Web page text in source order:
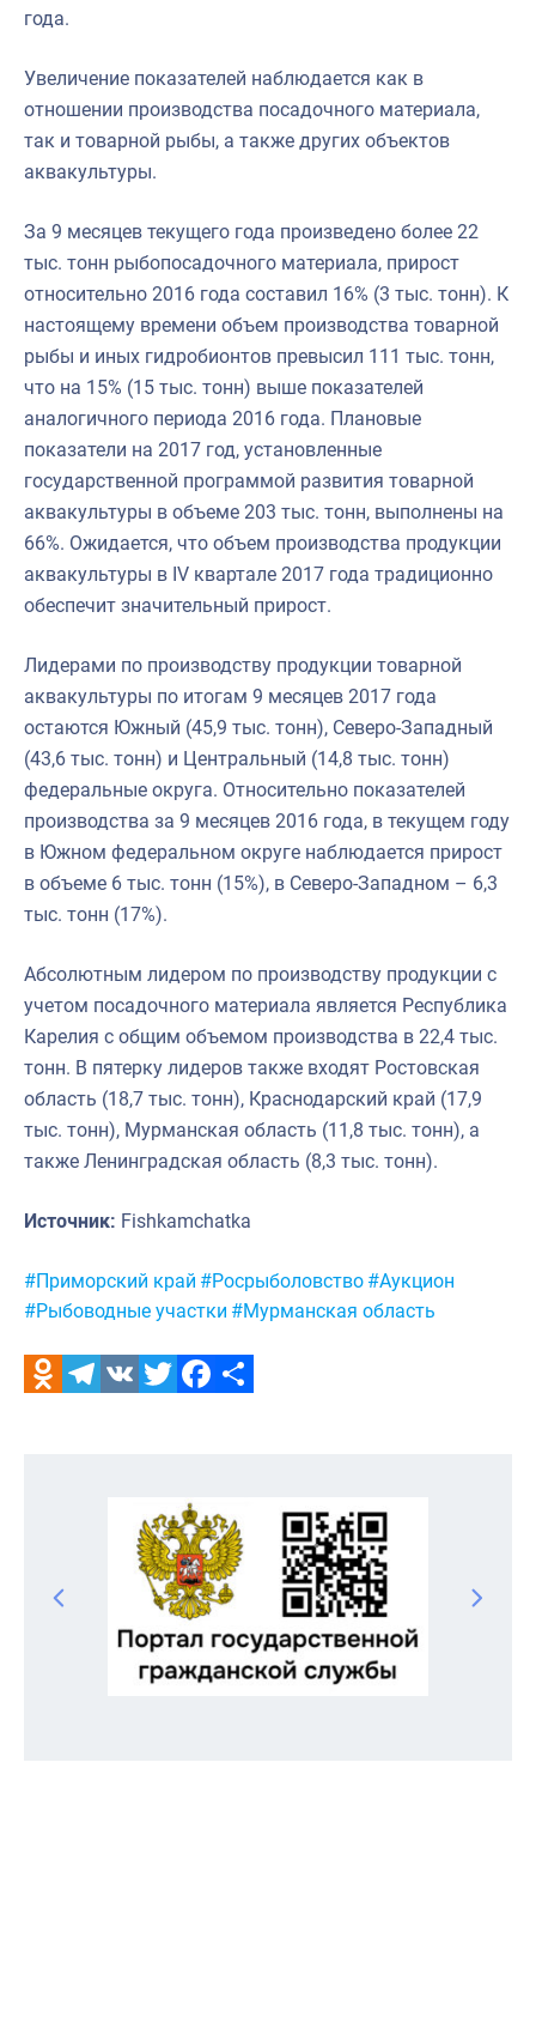
года.
Увеличение показателей наблюдается как в
отношении производства посадочного материала,
так и товарной рыбы, а также других объектов
аквакультуры.
За 9 месяцев текущего года произведено более 22
тыс. тонн рыбопосадочного материала, прирост
относительно 2016 года составил 16% (3 тыс. тонн). К
настоящему времени объем производства товарной
рыбы и иных гидробионтов превысил 111 тыс. тонн,
что на 15% (15 тыс. тонн) выше показателей
аналогичного периода 2016 года. Плановые
показатели на 2017 год, установленные
государственной программой развития товарной
аквакультуры в объеме 203 тыс. тонн, выполнены на
66%. Ожидается, что объем производства продукции
аквакультуры в IV квартале 2017 года традиционно
обеспечит значительный прирост.
Лидерами по производству продукции товарной
аквакультуры по итогам 9 месяцев 2017 года
остаются Южный (45,9 тыс. тонн), Северо-Западный
(43,6 тыс. тонн) и Центральный (14,8 тыс. тонн)
федеральные округа. Относительно показателей
производства за 9 месяцев 2016 года, в текущем году
в Южном федеральном округе наблюдается прирост
в объеме 6 тыс. тонн (15%), в Северо-Западном – 6,3
тыс. тонн (17%).
Абсолютным лидером по производству продукции с
учетом посадочного материала является Республика
Карелия с общим объемом производства в 22,4 тыс.
тонн. В пятерку лидеров также входят Ростовская
область (18,7 тыс. тонн), Краснодарский край (17,9
тыс. тонн), Мурманская область (11,8 тыс. тонн), а
также Ленинградская область (8,3 тыс. тонн).
Источник: Fishkamchatka
Метки:
#Приморский край #Росрыболовство #Аукцион
#Рыбоводные участки #Мурманская область